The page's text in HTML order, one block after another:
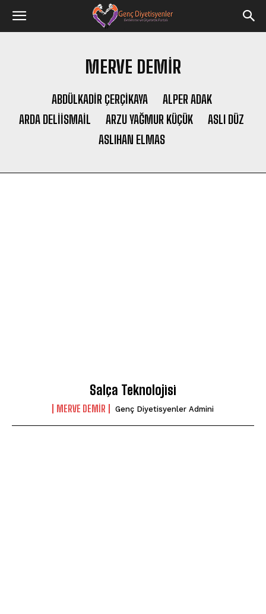
MERVE DEMIR
ABDÜLKADIR ÇERÇİKAYA
ALPER ADAK
ARDA DELIISMAIL
ARZU YAĞMUR KÜÇÜK
ASLI DÜZ
ASLIHAN ELMAS
Salça Teknolojisi
MERVE DEMIR Genç Diyetisyenler Admini